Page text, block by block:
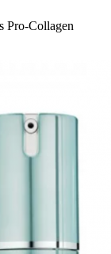
Pro-Collagen